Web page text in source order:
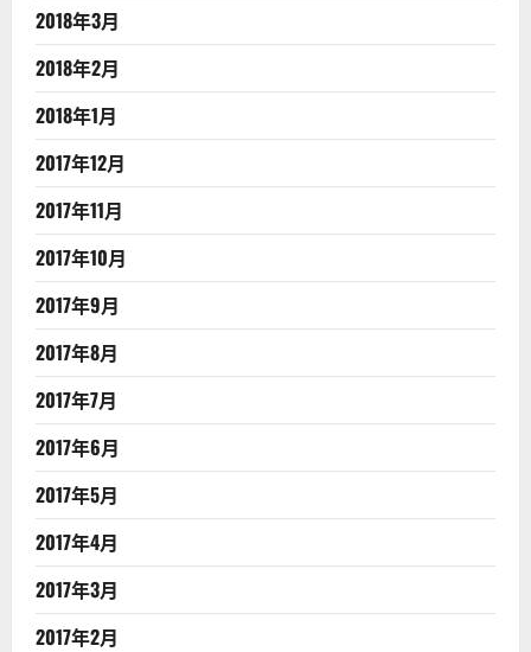
2018年3月
2018年2月
2018年1月
2017年12月
2017年11月
2017年10月
2017年9月
2017年8月
2017年7月
2017年6月
2017年5月
2017年4月
2017年3月
2017年2月